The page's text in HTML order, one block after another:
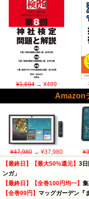
¥1,694→ ¥499
Amazon
¥47,980→ ¥37,980
【最終日】【最大50%還元】 3日
ンガ」
【最終日】【全巻100円均一】
【全巻99円】 マッグガーデン『